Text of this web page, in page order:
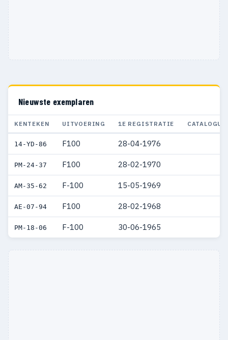
Nieuwste exemplaren
KENTEKEN UITVOERING 1E REGISTRATIE
14-YD-86 F100 28-04-1976
PM-24-37 F100 28-02-1970
AM-35-62 F-100 15-05-1969
AE-07-94 F100 28-02-1968
PM-18-06 F-100 30-06-1965